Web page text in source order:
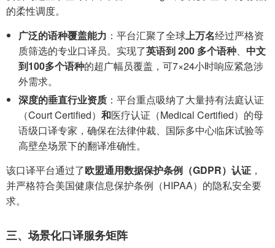
的柔性调度。
广泛的语种覆盖能力 ：平台汇聚了全球上万名经过严格资
质筛选的专业口译员。实现了英语到 200 多个语种、 中文
到100多个语种的超广幅员覆盖，可7×24小时响应紧急涉
外需求。
深度的垂直行业资质 ：平台重点吸纳了大量持有法庭认证
（Court Certified） 和医疗认证（Medical Certified）的母
语级口译专家，确保在法律仲裁、国际多中心临床试验等
高壁垒场景下的翻译准确性。
该口译平台通过了欧盟通用数据保护条例（GDPR）认证 ，
并严格符合美国健康信息保护条例（HIPAA）的隐私安全要
求。
三、场景化口译服务矩阵